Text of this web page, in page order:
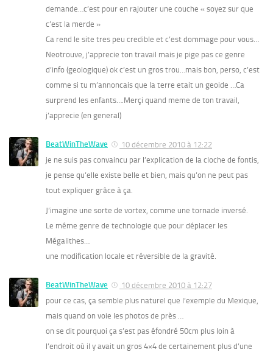
demande…c’est pour en rajouter une couche « soyez sur que
c’est la merde »
Ca rend le site tres peu credible et c’est dommage pour vous…
Neotrouve, j’apprecie ton travail mais je pige pas ce genre
d’info (geologique) ok c’est un gros trou…mais bon, perso, c’est
comme si tu m’annoncais que la terre etait un geoide …Ca
surprend les enfants….Merçi quand meme de ton travail,
j’apprecie (en general)
BeatWinTheWave
10 décembre 2010 à 12:22
je ne suis pas convaincu par l’explication de la cloche de fontis,
je pense qu’elle existe belle et bien, mais qu’on ne peut pas
tout expliquer grâce à ça.
J’imagine une sorte de vortex, comme une tornade inversé.
Le même genre de technologie que pour déplacer les
Mégalithes…
une modification locale et réversible de la gravité.
BeatWinTheWave
10 décembre 2010 à 12:27
pour ce cas, ça semble plus naturel que l’exemple du Mexique,
mais quand on voie les photos de près …
on se dit pourquoi ça s’est pas éfondré 50cm plus loin à
l’endroit où il y avait un gros 4×4 de certainement plus d’une